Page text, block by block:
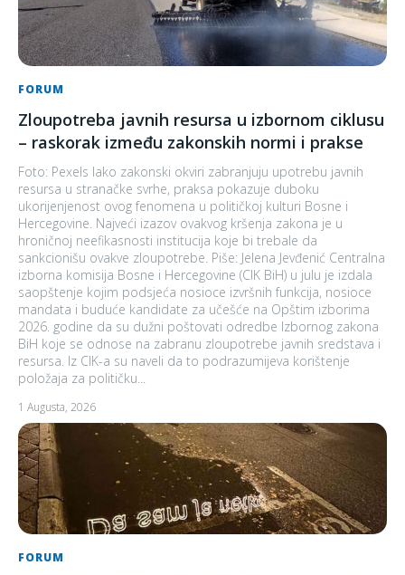
FORUM
Zloupotreba javnih resursa u izbornom ciklusu
– raskorak između zakonskih normi i prakse
Foto: Pexels Iako zakonski okviri zabranjuju upotrebu javnih
resursa u stranačke svrhe, praksa pokazuje duboku
ukorijenjenost ovog fenomena u političkoj kulturi Bosne i
Hercegovine. Najveći izazov ovakvog kršenja zakona je u
hroničnoj neefikasnosti institucija koje bi trebale da
sankcionišu ovakve zloupotrebe. Piše: Jelena Jevđenić Centralna
izborna komisija Bosne i Hercegovine (CIK BiH) u julu je izdala
saopštenje kojim podsjeća nosioce izvršnih funkcija, nosioce
mandata i buduće kandidate za učešće na Opštim izborima
2026. godine da su dužni poštovati odredbe Izbornog zakona
BiH koje se odnose na zabranu zloupotrebe javnih sredstava i
resursa. Iz CIK-a su naveli da to podrazumijeva korištenje
položaja za političku...
1 Augusta, 2026
FORUM